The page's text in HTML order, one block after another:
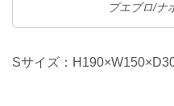
プエブロ/ナ
Sサイズ：